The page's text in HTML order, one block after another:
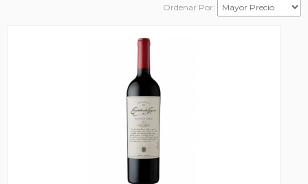
Ordenar Por: